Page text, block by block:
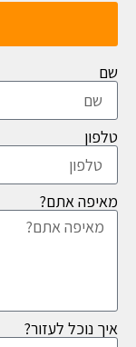
שם
טלפון
מאיפה אתם?
איך נוכל לעזור?